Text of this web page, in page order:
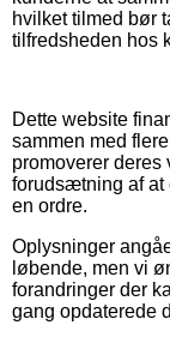
hvilket tilmed bør
tilfredsheden hos
Dette website
sammen med
promoverer deres
forudsætning af at
en ordre.
Oplysninger
løbende, men vi
forandringer der
gang opdaterede